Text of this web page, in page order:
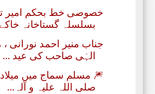
خصوصی خط بحکم امیر
بسلسلہ گستاخانہ خاکے
جناب منیر احمد
الہٰی صاحب کی عید ...
🎆 مسلم سماج میں میلاد
صلی اللہ علیہ و آلہ...